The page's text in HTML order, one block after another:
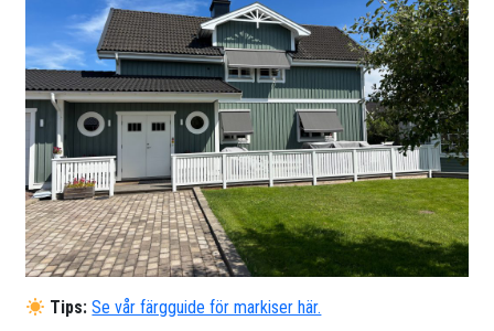
Tips: Se vår färgguide för markiser här.